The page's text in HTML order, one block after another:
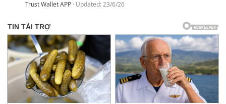
Trust Wallet APP Updated:23/6/26